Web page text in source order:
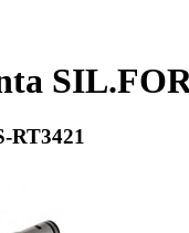
RT3421